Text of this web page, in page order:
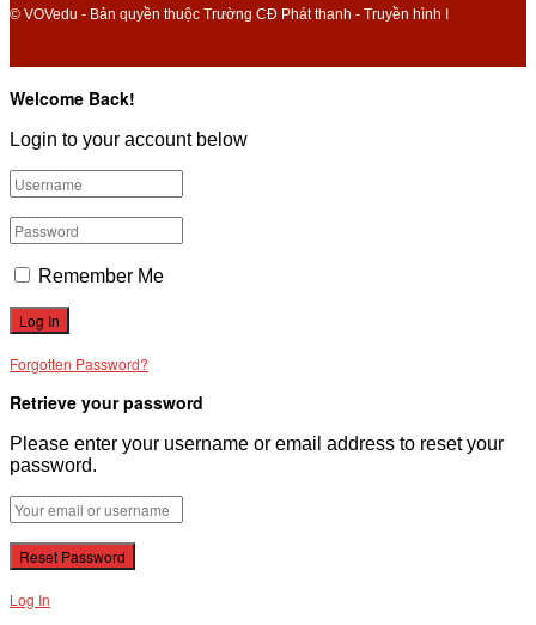
© VOVedu - Bản quyền thuộc Trường CĐ Phát thanh - Truyền hình I
Welcome Back!
Login to your account below
Remember Me
Forgotten Password?
Retrieve your password
Please enter your username or email address to reset your
password.
Log In